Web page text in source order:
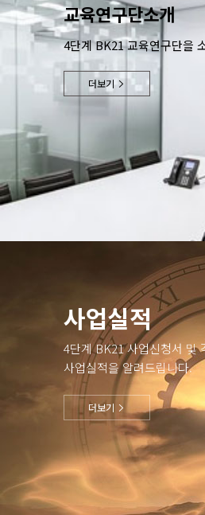
교육연구단소개
4단계 BK21 교육연구단을
더보기
사업실적
4단계 BK21 사업신청서 및
사업실적을 알려드립니다.
더보기